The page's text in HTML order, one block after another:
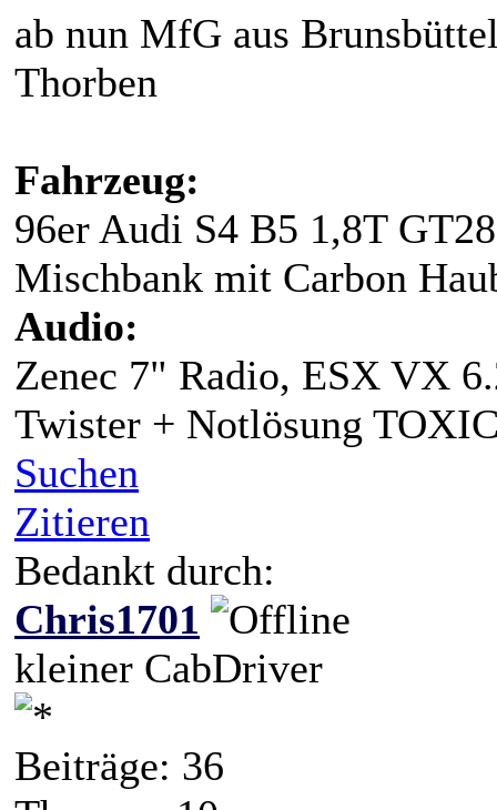
ab nun MfG aus
Thorben
Fahrzeug:
96er Audi S4 B5 1,8T
Mischbank mit Carbon
Audio:
Zenec 7" Radio, ESX VX
Twister + Notlösung
Suchen
Zitieren
Bedankt durch:
Chris1701
kleiner CabDriver
Beiträge: 36